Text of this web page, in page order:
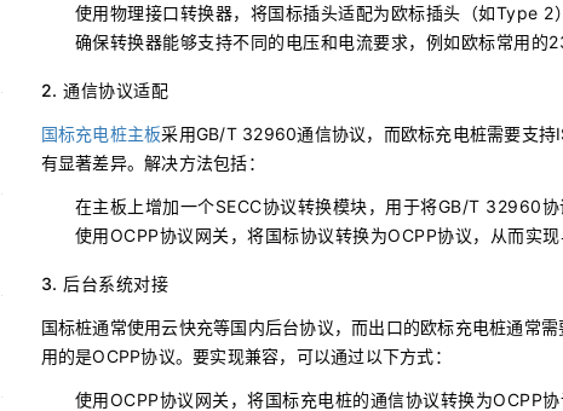
使用物理接口转换器，将国标插头适配为欧标插头（如Type 2
确保转换器能够支持不同的电压和电流要求，例如欧标常用的
2. 通信协议适配
国标充电桩主板采用GB/T 32960通信协议，而欧标充电桩需要支
有显著差异。解决方法包括：
在主板上增加一个SECC协议转换模块，用于将GB/T 32960
使用OCPP协议网关，将国标协议转换为OCPP协议，从而实
3. 后台系统对接
国标桩通常使用云快充等国内后台协议，而出口的欧标充电桩通常
用的是OCPP协议。要实现兼容，可以通过以下方式：
使用OCPP协议网关，将国标充电桩的通信协议转换为OCPP